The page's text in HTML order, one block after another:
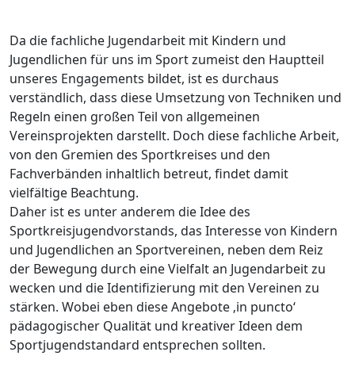
Da die fachliche Jugendarbeit mit Kindern und
Jugendlichen für uns im Sport zumeist den Hauptteil
unseres Engagements bildet, ist es durchaus
verständlich, dass diese Umsetzung von Techniken und
Regeln einen großen Teil von allgemeinen
Vereinsprojekten darstellt. Doch diese fachliche Arbeit,
von den Gremien des Sportkreises und den
Fachverbänden inhaltlich betreut, findet damit
vielfältige Beachtung.
Daher ist es unter anderem die Idee des
Sportkreisjugendvorstands, das Interesse von Kindern
und Jugendlichen an Sportvereinen, neben dem Reiz
der Bewegung durch eine Vielfalt an Jugendarbeit zu
wecken und die Identifizierung mit den Vereinen zu
stärken. Wobei eben diese Angebote ‚in puncto‘
pädagogischer Qualität und kreativer Ideen dem
Sportjugendstandard entsprechen sollten.